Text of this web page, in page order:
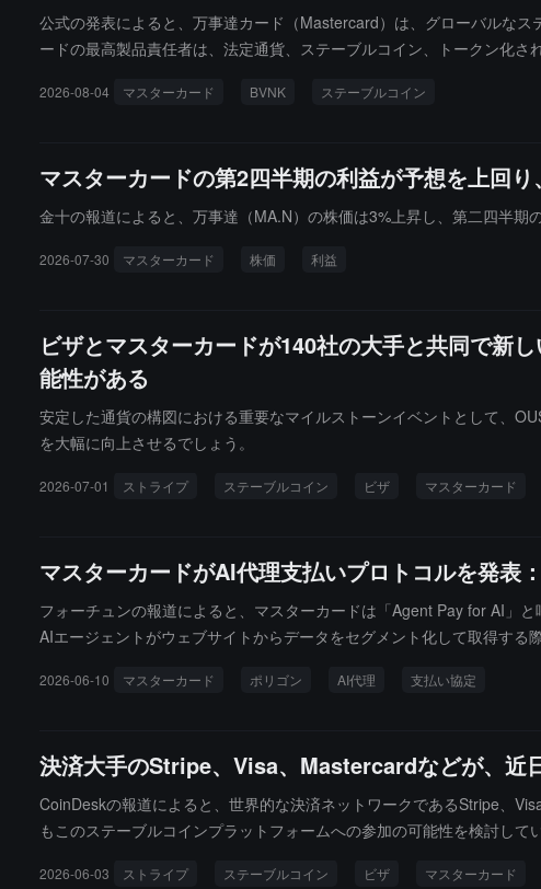
買収を完了し、取引額は約 18 億ドルで、デジタル資産決済分野にお
P、Ripple が発行する RLUSD などのステーブルコインを通じて、24
ーダー決済シーンに徐々に入ってくるにつれて、身元認証、コンプラ
公式の発表によると、万事達カード（Mastercard）は、グローバルな
ードの最高製品責任者は、法定通貨、ステーブルコイン、トークン化
ーションシナリオを拡大するのに役立つとしています。以前の3月の情
2026-08-04 マスターカード BVNK ステーブルコイン
マスターカードの第2四半期の利益が予想を上回り
金十の報道によると、万事達（MA.N）の株価は3%上昇し、第二四半期
2026-07-30 マスターカード 株価 利益
ビザとマスターカードが140社の大手と共同で新
能性がある
安定した通貨の構図における重要なマイルストーンイベントとして、
を大幅に向上させるでしょう。
2026-07-01 ストライプ ステーブルコイン ビザ マスターカード
マスターカードがAI代理支払いプロトコルを発
フォーチュンの報道によると、マスターカードは「Agent Pay for AI」
AIエージェントがウェブサイトからデータをセグメント化して取得す
は、マスターカードと協力してこのプロトコルを開発しています。マ
2026-06-10 マスターカード ポリゴン AI代理 支払い協定
決済大手のStripe、Visa、Mastercardなどが、近
CoinDeskの報道によると、世界的な決済ネットワークであるStripe、
もこのステーブルコインプラットフォームへの参加の可能性を検討し
2026-06-03 ストライプ ステーブルコイン ビザ マスターカード